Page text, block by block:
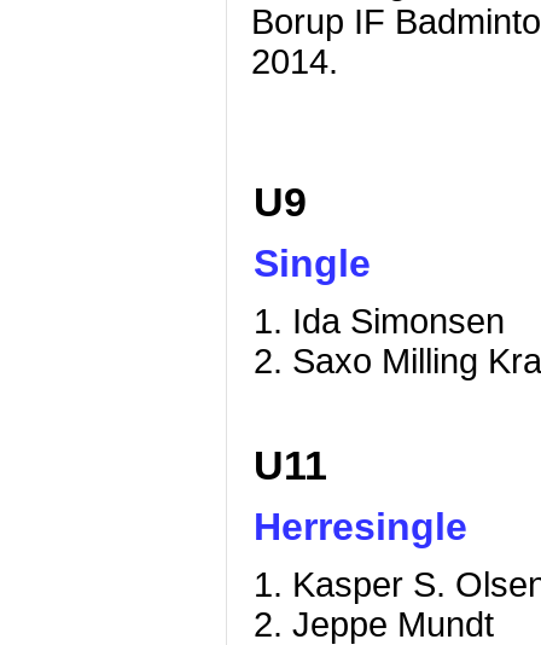
Borup IF
2014.
U9
Single
1. Ida Simonsen
2. Saxo Milling
U11
Herresingle
1. Kasper S.
2. Jeppe Mundt